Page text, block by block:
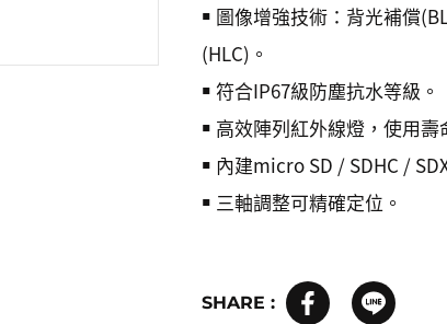
￭ 圖像增強技術：背光補償
(HLC)。
￭ 符合IP67級防塵抗水等級。
￭ 高效陣列紅外線燈，使用
￭ 內建micro SD / SDHC /
￭ 三軸調整可精確定位。
SHARE :